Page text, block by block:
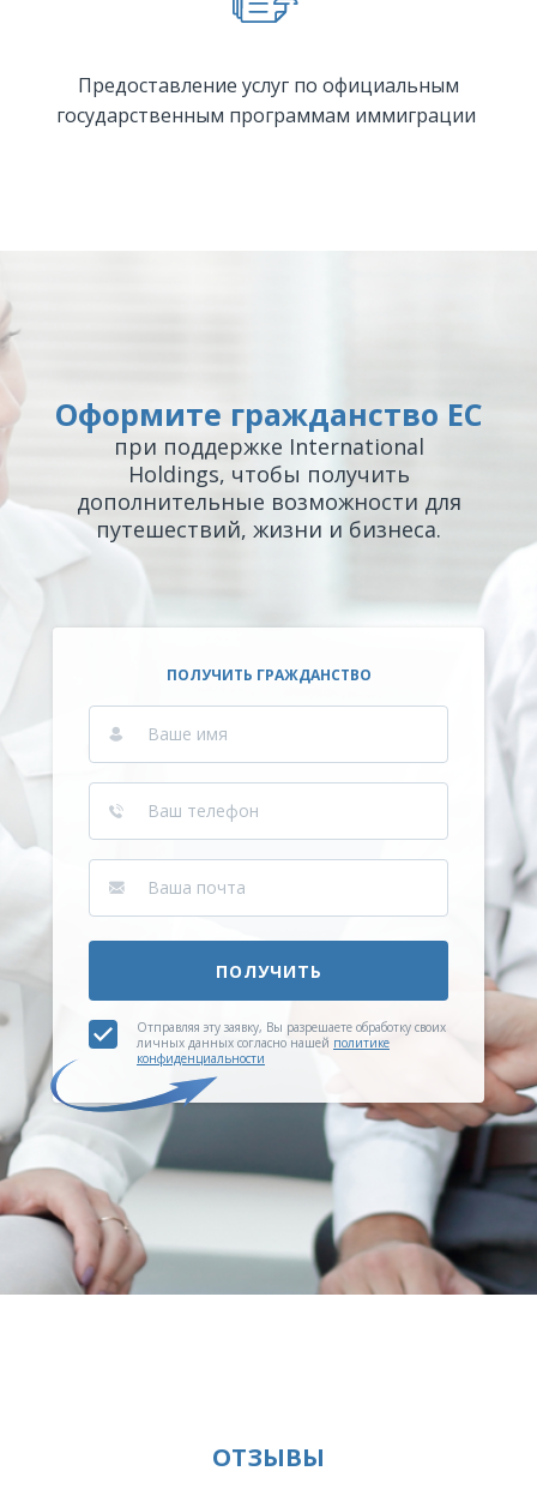
Предоставление услуг по официальным
государственным программам иммиграции
Оформите гражданство ЕС
при поддержке International
Holdings, чтобы получить
дополнительные возможности для
путешествий, жизни и бизнеса.
ПОЛУЧИТЬ ГРАЖДАНСТВО
ПОЛУЧИТЬ
Отправляя эту заявку, Вы разрешаете обработку своих
личных данных согласно нашей политике
конфиденциальности
ОТЗЫВЫ